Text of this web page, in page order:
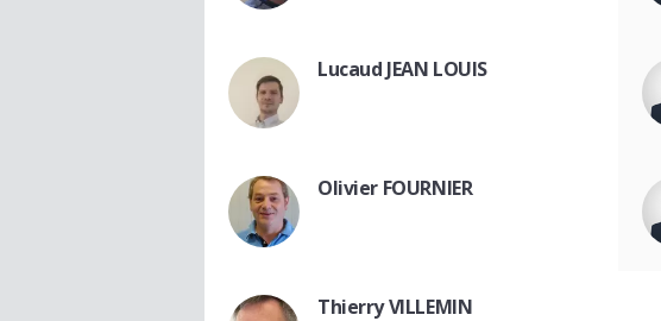
Lucaud JEAN LOUIS
Olivier FOURNIER
Thierry VILLEMIN